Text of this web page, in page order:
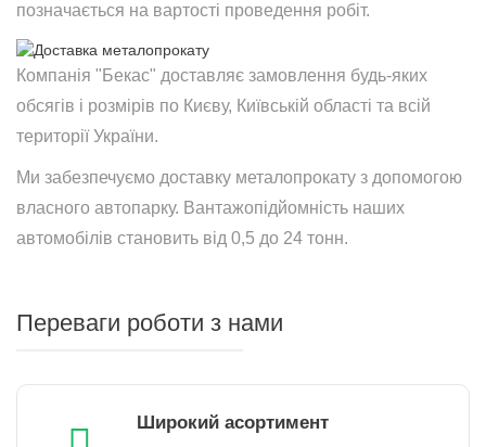
позначається на вартості проведення робіт.
Компанія "Бекас" доставляє замовлення будь-яких
обсягів і розмірів по Києву, Київській області та всій
території України.
Ми забезпечуємо доставку металопрокату з допомогою
власного автопарку. Вантажопідйомність наших
автомобілів становить від 0,5 до 24 тонн.
Переваги роботи з нами
Широкий асортимент